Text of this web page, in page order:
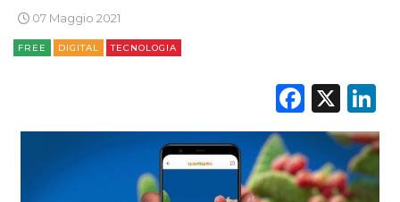
07 Maggio 2021
FREE DIGITAL TECNOLOGIA
X